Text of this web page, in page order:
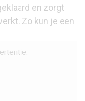
en zorgt
Zo kun je een